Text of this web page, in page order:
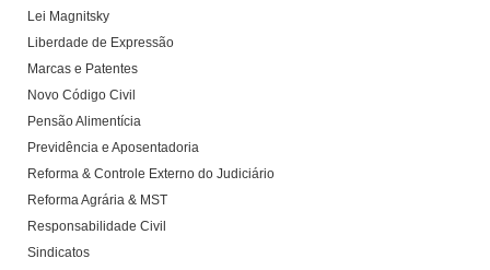
Lei Magnitsky
Liberdade de Expressão
Marcas e Patentes
Novo Código Civil
Pensão Alimentícia
Previdência e Aposentadoria
Reforma & Controle Externo do Judiciário
Reforma Agrária & MST
Responsabilidade Civil
Sindicatos